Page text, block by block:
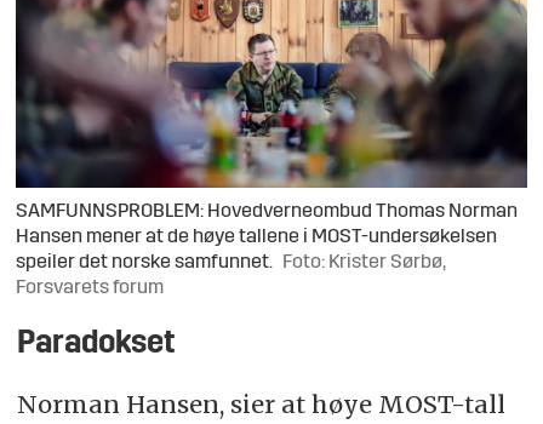
SAMFUNNSPROBLEM: Hovedverneombud Thomas Norman
Hansen mener at de høye tallene i MOST-undersøkelsen
speiler det norske samfunnet. Foto: Krister Sørbø,
Forsvarets forum
Paradokset
Norman Hansen, sier at høye MOST-tall